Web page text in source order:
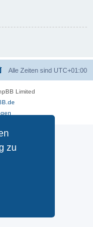
zu
Alle Zeiten sind UTC+01:00
Limited